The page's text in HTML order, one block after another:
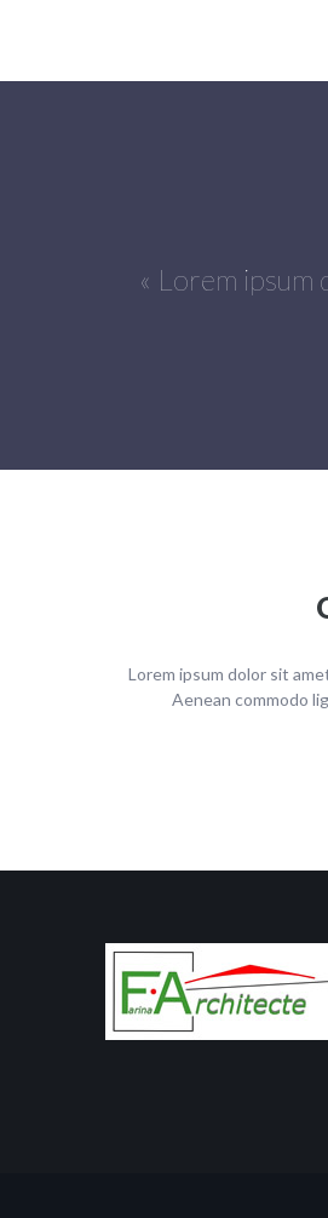
« Lorem ipsum
Lorem ipsum dolor sit
Aenean commodo
iste natus error sit
sunt explicabo.